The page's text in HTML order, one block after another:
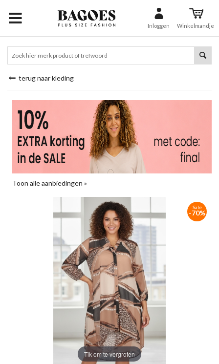
Inloggen Winkelmandje
terug naar kleding
Toon alle aanbiedingen »
Tik om te vergroten
Sale
-70%